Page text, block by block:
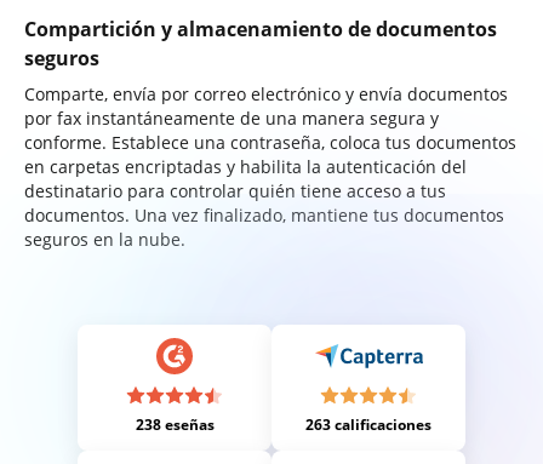
Compartición y almacenamiento de documentos
seguros
Comparte, envía por correo electrónico y envía documentos
por fax instantáneamente de una manera segura y
conforme. Establece una contraseña, coloca tus documentos
en carpetas encriptadas y habilita la autenticación del
destinatario para controlar quién tiene acceso a tus
documentos. Una vez finalizado, mantiene tus documentos
seguros en la nube.
238 eseñas 263 calificaciones